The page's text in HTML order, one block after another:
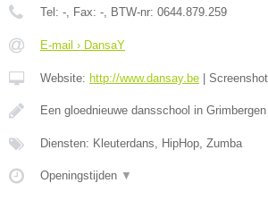
Tel: - , Fax: - , BTW-nr: 0644.879.259
E-mail › DansaY
Website: http://www.dansay.be | Screenshot
Een gloednieuwe dansschool in Grimbergen
Diensten: Kleuterdans, HipHop, Zumba
Openingstijden ▼